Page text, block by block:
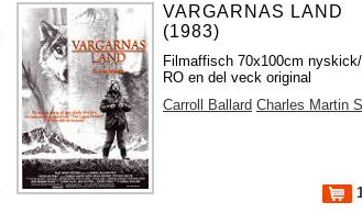
VARGARNAS LAND
(1983)
Filmaffisch 70x100cm
RO en del veck original
Carroll Ballard Charles Martin